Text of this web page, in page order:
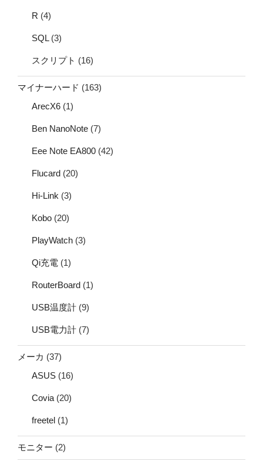
R (4)
SQL(3)
スクリプト (16)
マイナーハード (163)
ArecX6 (1)
Ben NanoNote (7)
Eee Note EA800 (42)
Flucard (20)
Hi-Link (3)
Kobo (20)
PlayWatch (3)
Qi充電 (1)
RouterBoard (1)
USB温度計 (9)
USB電力計 (7)
メーカ (37)
ASUS (16)
Covia (20)
freetel (1)
モニター (2)